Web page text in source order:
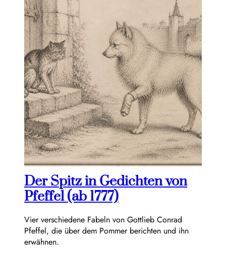
Der Spitz in Gedichten von
Pfeffel (ab 1777)
Vier verschiedene Fabeln von Gottlieb Conrad
Pfeffel, die über dem Pommer berichten und ihn
erwähnen.